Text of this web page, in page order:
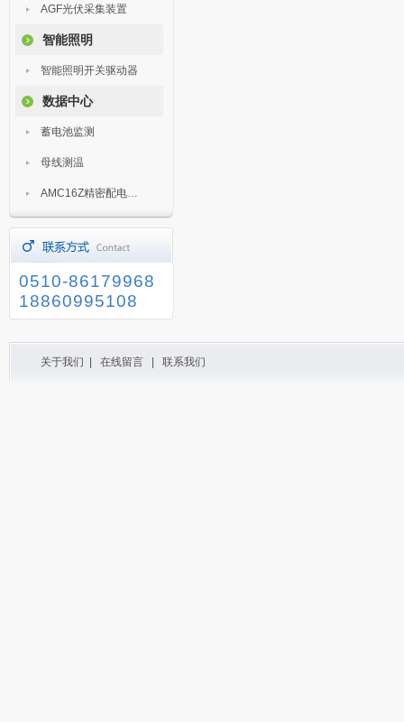
AGF光伏采集装置
智能照明
智能照明开关驱动器
数据中心
蓄电池监测
母线测温
AMC16Z精密配电监控装置
0510-86179968
18860995108
关于我们 在线留言 联系我们